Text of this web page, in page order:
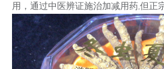
用，通过中医辨证施治加减用药,但正